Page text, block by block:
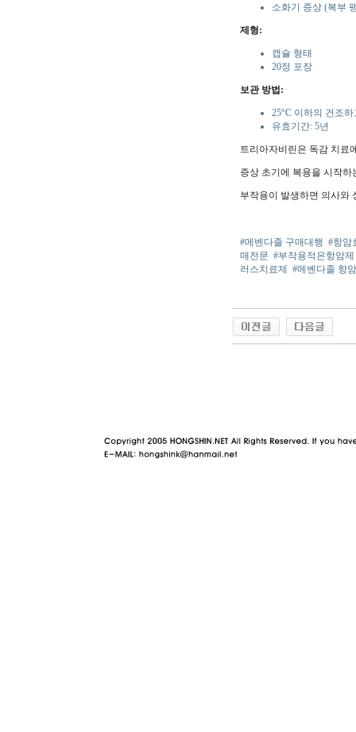
소화기 증상 (복부
제형:
캡슐 형태
20정 포장
보관 방법:
25°C 이하의 건조
유효기간: 5년
트리아자비린은 독감 치료
증상 초기에 복용을 시작
부작용이 발생하면 의사와
#메벤다졸 구매대행 #항암
매전문 #부작용적은항암제
러스치료제
#메벤다졸 항